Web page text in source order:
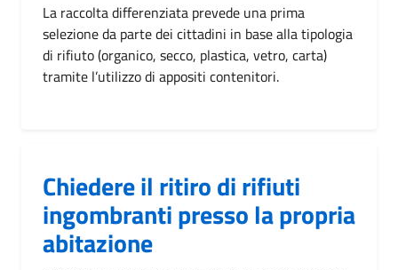
La raccolta differenziata prevede una prima
selezione da parte dei cittadini in base alla tipologia
di rifiuto (organico, secco, plastica, vetro, carta)
tramite l’utilizzo di appositi contenitori.
Chiedere il ritiro di rifiuti
ingombranti presso la propria
abitazione